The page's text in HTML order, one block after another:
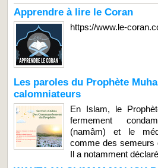
Apprendre à lire le Coran
https://www.le-
Les paroles du Prophète
calomniateurs
En Islam, le
fermement
(namâm) et le
comme des semeurs
Il a notamment